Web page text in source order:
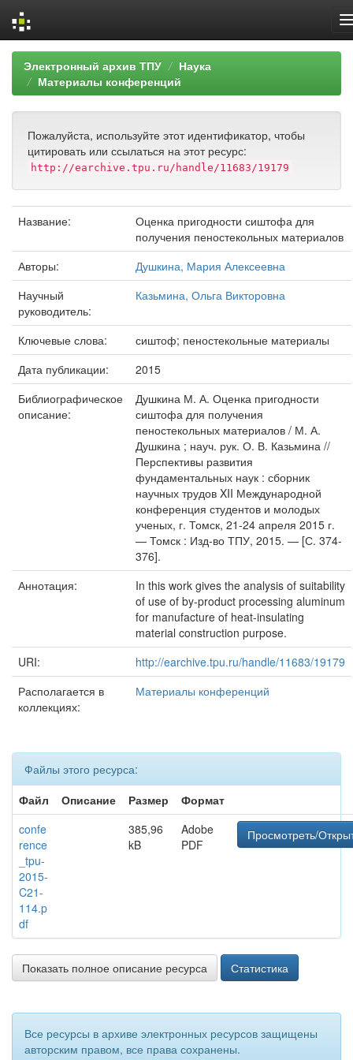
Skip
navigation
Электронный архив ТПУ
Наука
Материалы конференций
Пожалуйста, используйте этот идентификатор, чтобы
цитировать или ссылаться на этот ресурс:
http://earchive.tpu.ru/handle/11683/19179
Название:
Оценка пригодности сиштофа для
получения пеностекольных материалов
Авторы:
Душкина, Мария Алексеевна
Научный
руководитель:
Казьмина, Ольга Викторовна
Ключевые слова:
сиштоф; пеностекольные материалы
Дата публикации:
2015
Библиографическое
описание:
Душкина М. А. Оценка пригодности
сиштофа для получения
пеностекольных материалов / М. А.
Душкина ; науч. рук. О. В. Казьмина //
Перспективы развития
фундаментальных наук : сборник
научных трудов XII Международной
конференция студентов и молодых
ученых, г. Томск, 21-24 апреля 2015 г.
— Томск : Изд-во ТПУ, 2015. — [С. 374-
376].
Аннотация:
In this work gives the analysis of suitability
of use of by-product processing aluminum
for manufacture of heat-insulating
material construction purpose.
URI:
http://earchive.tpu.ru/handle/11683/19179
Располагается в
коллекциях:
Материалы конференций
Файлы этого ресурса:
Файл
Описание Размер
Формат
confe
rence
_tpu-
2015-
C21-
114.p
df
385,96
kB
Adobe
PDF
Просмотреть/
Показать полное описание ресурса Статистика
Все ресурсы в архиве электронных ресурсов защищены
авторским правом, все права сохранены.